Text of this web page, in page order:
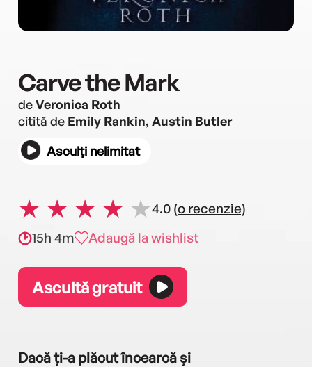
Carve the Mark
deVeronica Roth
citită de Emily Rankin, Austin Butler
Asculți nelimitat
4.0 (o recenzie)
15h 4m
Adaugă la wishlist
Ascultă gratuit
Dacă ți-a plăcut încearcă și